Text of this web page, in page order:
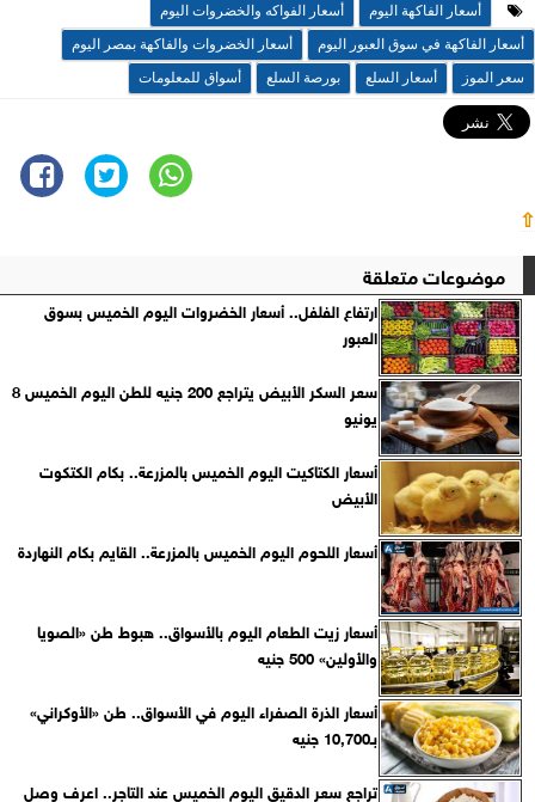
أسعار الفاكهة اليوم
أسعار الفواكه والخضروات اليوم
أسعار الفاكهة في سوق العبور اليوم
أسعار الخضروات والفاكهة بمصر اليوم
سعر الموز
أسعار السلع بورصة السلع أسواق للمعلومات
⇧
موضوعات متعلقة
ارتفاع الفلفل.. أسعار الخضروات اليوم الخميس بسوق
العبور
سعر السكر الأبيض يتراجع 200 جنيه للطن اليوم الخميس 8
يونيو
أسعار الكتاكيت اليوم الخميس بالمزرعة.. بكام الكتكوت
الأبيض
أسعار اللحوم اليوم الخميس بالمزرعة.. القايم بكام النهاردة
أسعار زيت الطعام اليوم بالأسواق.. هبوط طن «الصويا
والأولين» 500 جنيه
أسعار الذرة الصفراء اليوم في الأسواق.. طن «الأوكراني»
بـ10,700 جنيه
تراجع سعر الدقيق اليوم الخميس عند التاجر.. اعرف وصل